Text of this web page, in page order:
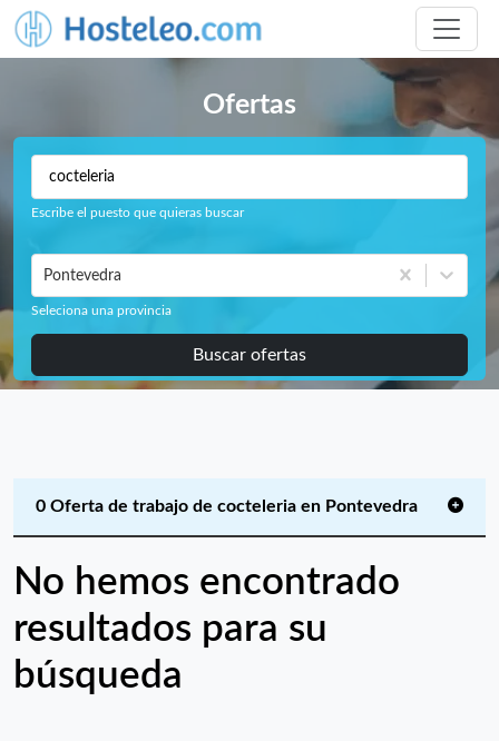
Ofertas
Escribe el puesto que quieras buscar
Pontevedra
Seleciona una provincia
Buscar ofertas
0 Oferta de trabajo de cocteleria en Pontevedra
No hemos encontrado
resultados para su
búsqueda